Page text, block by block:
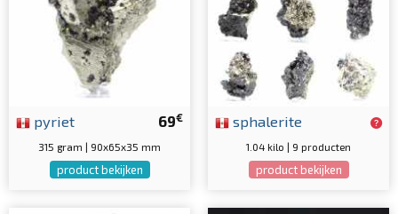
69€
pyriet
315 gram | 90x65x35 mm
product bekijken
sphalerite
1.04 kilo | 9 producten
product bekijken